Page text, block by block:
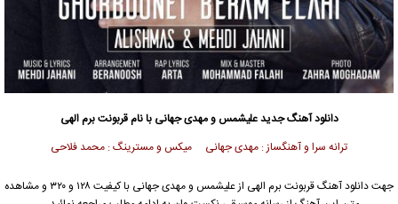
دانلود آهنگ جدیدعلیشمس و مهدی جهانی با نام قربونت برم الهی
ترانه سرا و آهنگساز : مهدی جهانی میکس و مسترینگ : محمد فلاحی
جهت دانلود آهنگ قربونت برم الهی ازعلیشمس ومهدی جهانی
با کیفیت ۱۲۸ و ۳۲۰ و مشاهده